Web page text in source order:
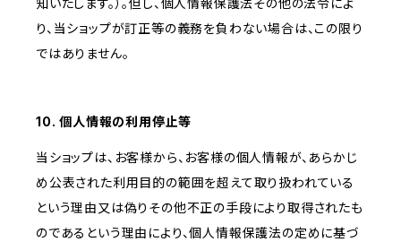
知いたします。）。但し、個人情報保護法その他の法令によ
り、当ショップが訂正等の義務を負わない場合は、この限り
ではありません。
10. 個人情報の利用停止等
当ショップは、お客様から、お客様の個人情報が、あらかじ
め公表された利用目的の範囲を超えて取り扱われている
という理由又は偽りその他不正の手段により取得されたも
のであるという理由により、個人情報保護法の定めに基づ